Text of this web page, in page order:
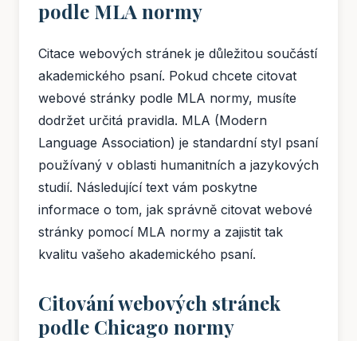
podle MLA normy
Citace webových stránek je důležitou součástí
akademického psaní. Pokud chcete citovat
webové stránky podle MLA normy, musíte
dodržet určitá pravidla. MLA (Modern
Language Association) je standardní styl psaní
používaný v oblasti humanitních a jazykových
studií. Následující text vám poskytne
informace o tom, jak správně citovat webové
stránky pomocí MLA normy a zajistit tak
kvalitu vašeho akademického psaní.
Citování webových stránek
podle Chicago normy